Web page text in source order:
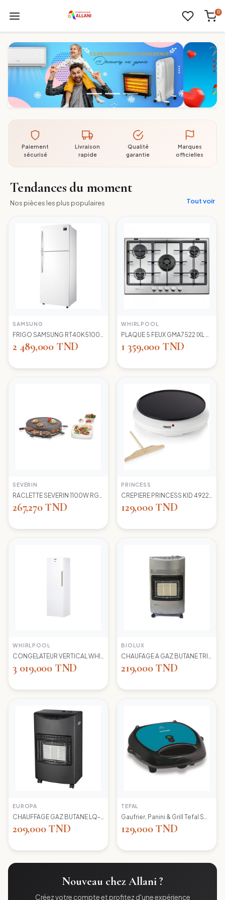
0
Paiement
sécurisé
Livraison
rapide
Qualité
garantie
Marques
officielles
Tendances du moment
Nos pièces les plus populaires Tout voir
SAMSUNG
2 489,000 TND
WHIRLPOOL
1 359,000 TND
SEVERIN
267,270 TND
PRINCESS
129,000 TND
WHIRLPOOL
3 019,000 TND
BIOLUX
219,000 TND
EUROPA
209,000 TND
TEFAL
129,000 TND
Nouveau chez Allani ?
Créez votre compte et profitez d'une expérience